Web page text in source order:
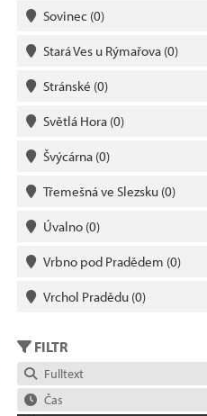
Sovinec (0)
Stará Ves u Rýmařova (0)
Stránské (0)
Světlá Hora (0)
Švýcárna (0)
Třemešná ve Slezsku (0)
Úvalno (0)
Vrbno pod Pradědem (0)
Vrchol Pradědu (0)
FILTR
Fulltext
Čas